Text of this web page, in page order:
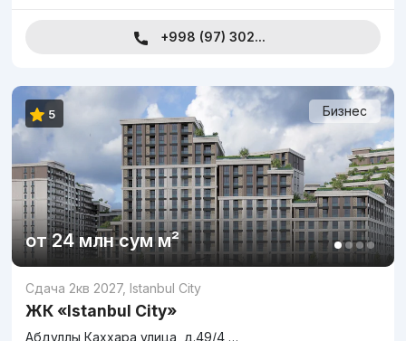
+998 (97) 302...
Бизнес
от24 млн сумм²
5
Сдача 2кв 2027, Istanbul City
ЖК «Istanbul City»
Абдуллы Каххара улица, д.49/4,…